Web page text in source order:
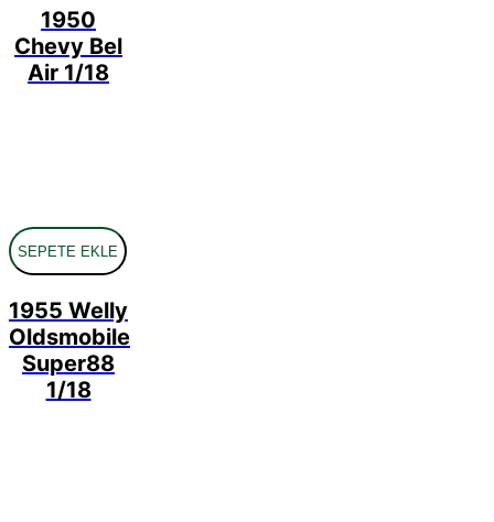
1950
Chevy Bel
Air 1/18
SEPETE EKLE
1955 Welly
Oldsmobile
Super88
1/18